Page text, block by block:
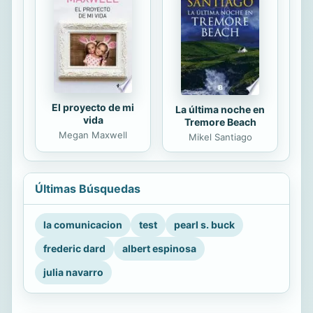
El proyecto de mi
vida
Megan Maxwell
La última noche en
Tremore Beach
Mikel Santiago
Últimas Búsquedas
la comunicacion test
pearl s. buck
frederic dard
albert espinosa
julia navarro